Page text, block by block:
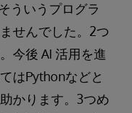
ういうプログラ
せんでした。2つ
今後 AI 活用を進
はPythonなどと
かります。3つめ